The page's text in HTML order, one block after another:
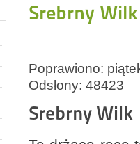
Srebrny
Poprawiono:
Odsłony: 48423
Srebrny Wilk